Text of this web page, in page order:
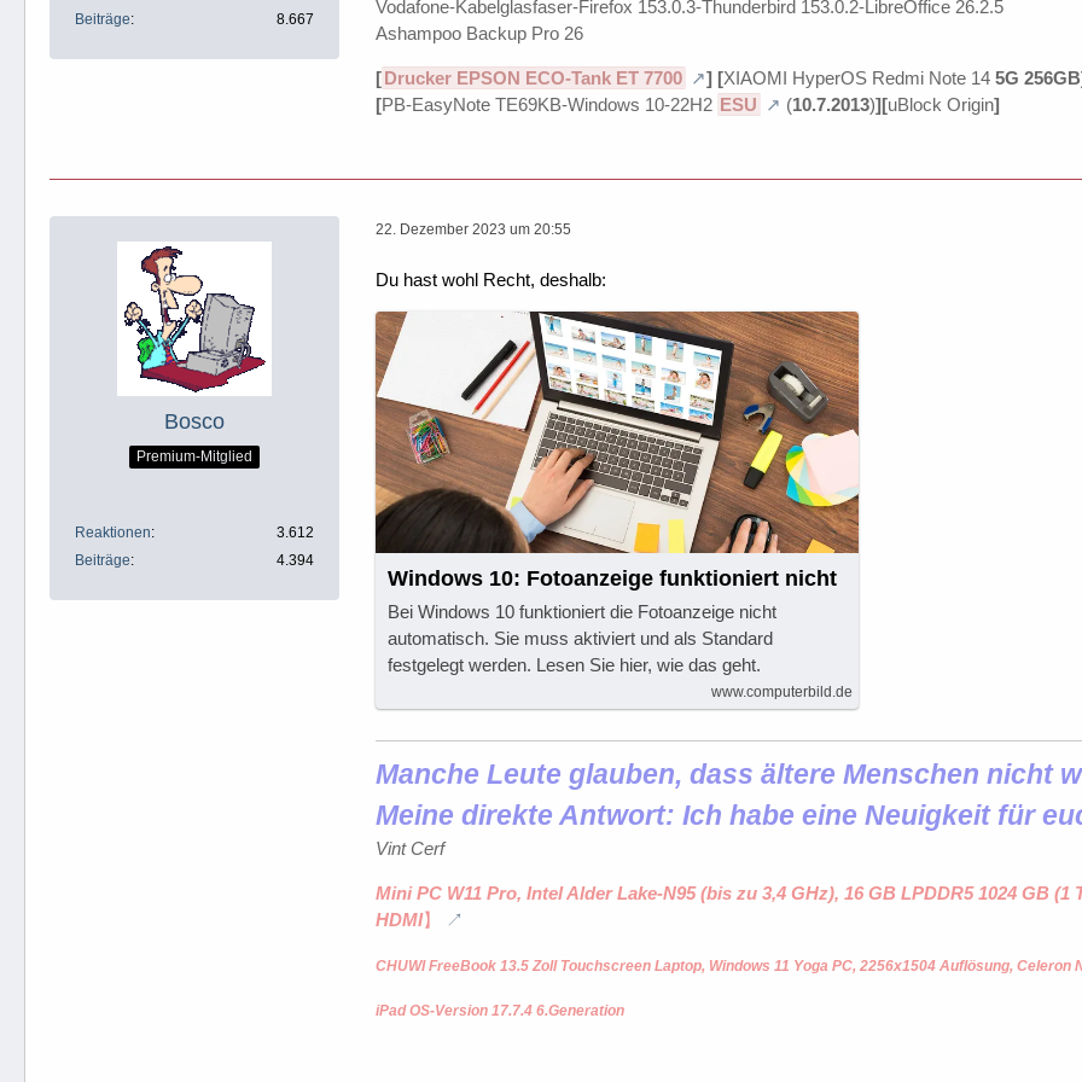
Beiträge
8.667
Vodafone-Kabelglasfaser-Firefox 153.0.3-Thunderbird 153.0.2-LibreOffice 26.2.5
Ashampoo Backup Pro 26
[Drucker EPSON ECO-Tank ET 7700 ] [XIAOMI HyperOS Redmi Note 14 5G
[PB-EasyNote TE69KB-Windows 10-22H2 ESU (10.7.2013)][uBlock Origin]
Bosco
Premium-Mitglied
Reaktionen
3.612
Beiträge
4.394
22. Dezember 2023 um 20:55
Du hast wohl Recht, deshalb:
Windows 10: Fotoanzeige funktioniert nicht
Bei Windows 10 funktioniert die Fotoanzeige nicht
automatisch. Sie muss aktiviert und als Standard
festgelegt werden. Lesen Sie hier, wie das geht.
www.computerbild.de
Manche Leute glauben, dass ältere Menschen nicht
Meine direkte Antwort: Ich habe eine Neuigkeit für
Vint Cerf
Mini PC W11 Pro, Intel Alder Lake-N95 (bis zu 3,4 GHz), 16 GB LPDDR5 1024 GB
HDMI】
CHUWI FreeBook 13.5 Zoll Touchscreen Laptop, Windows 11 Yoga PC, 2256x1504 Auflösung, Celeron
iPad OS-Version 17.7.4 6.Generation